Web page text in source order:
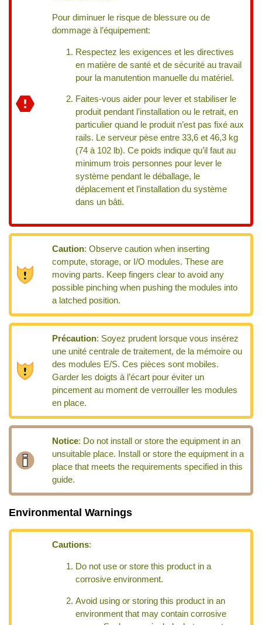
Pour diminuer le risque de blessure ou de
dommage à l’équipement:
Respectez les exigences et les directives
en matière de santé et de sécurité au travail
pour la manutention manuelle du matériel.
Faites-vous aider pour lever et stabiliser le
produit pendant l’installation ou le retrait, en
particulier quand le produit n’est pas fixé aux
rails. Le serveur pèse entre 33,6 et 46,3 kg
(74 à 102 lb). Ce poids indique qu’il faut au
minimum trois personnes pour lever le
système pendant le déballage, le
déplacement et l’installation du système
dans un bâti.
Caution:Observe caution when inserting
compute, storage, or I/O modules. These are
moving parts. Keep fingers clear to avoid any
possible pinching when pushing the modules into
a latched position.
Précaution: Soyez prudent lorsque vous insérez
une unité centrale de traitement, de la mémoire ou
des modules E/S. Ces pièces sont mobiles.
Garder les doigts à l’écart pour éviter un
pincement au moment de verrouiller les modules
en place.
Notice: Do not install or store the equipment in an
unsuitable place. Install or store the equipment in a
place that meets the requirements specified in this
guide.
Environmental Warnings
Cautions:
Do not use or store this product in a
corrosive environment.
Avoid using or storing this product in an
environment that may contain corrosive